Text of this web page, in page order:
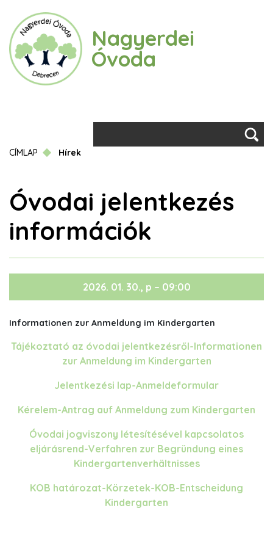
tartalomra
Nagyerdei
Óvoda
Morzsa
CÍMLAP Hírek
Óvodai jelentkezés
információk
2026. 01. 30., p – 09:00
Informationen zur Anmeldung im Kindergarten
Tájékoztató az óvodai jelentkezésről-Informationen
zur Anmeldung im Kindergarten
Jelentkezési lap-Anmeldeformular
Kérelem-Antrag auf Anmeldung zum Kindergarten
Óvodai jogviszony létesítésével kapcsolatos
eljárásrend-Verfahren zur Begründung eines
Kindergartenverhältnisses
KOB határozat-Körzetek-KOB-Entscheidung
Kindergarten